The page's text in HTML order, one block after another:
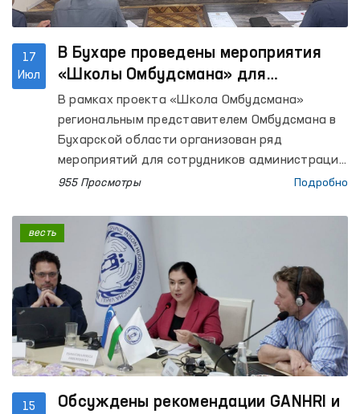
17
Июл
В Бухаре проведены мероприятия
«Школы Омбудсмана» для
сотрудников закрытых учреждений
В рамках проекта «Школа Омбудсмана»
региональным представителем Омбудсмана в
Бухарской области организован ряд
мероприятий для сотрудников администраций
колоний исполнения наказания №№ 1, 17 и 20,
мероприятиях приняли участие депутат
Бухарского областного Кенгаша народных
депутатов Д. Ахмедова и руководитель
Бухарского областного территориального
подразделения Общенационального движения
«Юксалиш» Х. Бобожонов.
955 Просмотры Подробно
15
Обсуждены рекомендации GANHRI и
весть